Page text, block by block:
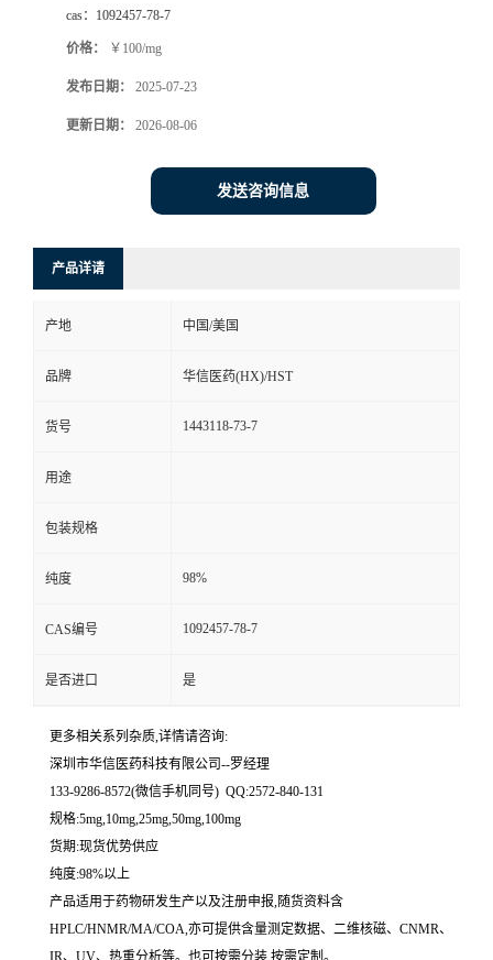
方
cas： 1092457-78-7
价格： ￥100/mg
发布日期： 2025-07-23
更新日期： 2026-08-06
发送咨询信息
产品详请
产地 中国/美国
品牌 华信医药(HX)/HST
货号 1443118-73-7
用途
包装规格
纯度 98%
CAS编号 1092457-78-7
是否进口 是
更多相关系列杂质,详情请咨询:
深圳市华信医药科技有限公司--罗经理
133-9286-8572(微信手机同号) QQ:2572-840-131
规格:5mg,10mg,25mg,50mg,100mg
货期:现货优势供应
纯度:98%以上
产品适用于药物研发生产以及注册申报,随货资料含
HPLC/HNMR/MA/COA,亦可提供含量测定数据、二维核磁、CNMR、
IR、UV、热重分析等。也可按需分装,按需定制。